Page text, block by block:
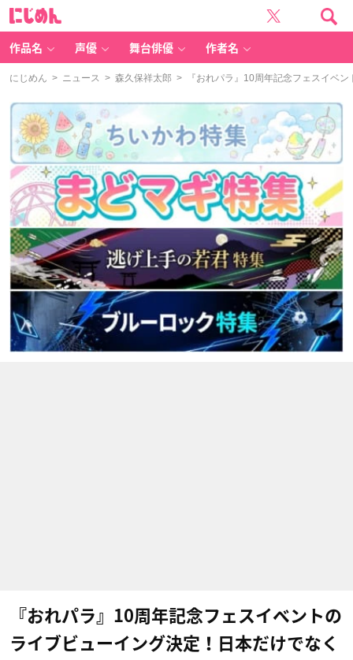
作品名 声優 舞台俳優 作者名
にじめん > ニュース > 森久保祥太郎 > 『おれパラ』10周年記念フェスイベン
『おれパラ』10周年記念フェスイベントの
ライブビューイング決定！日本だけでなく